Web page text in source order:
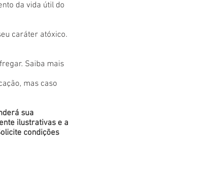
da vida útil do
caráter atóxico.
Saiba mais
mas caso
sua
ilustrativas e a
condições